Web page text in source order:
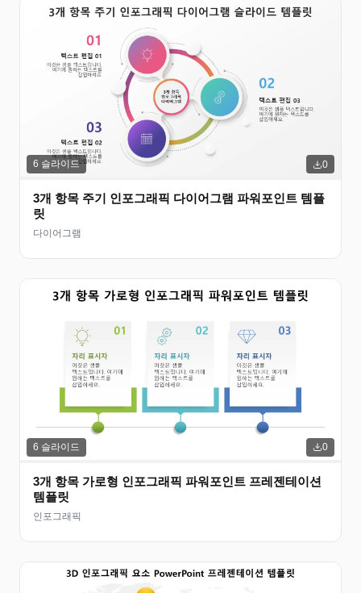
6 슬라이드 0
3개 항목 주기 인포그래픽 다이어그램 파워포인트 템플
릿
다이어그램
6 슬라이드 0
3개 항목 가로형 인포그래픽 파워포인트 프레젠테이션
템플릿
인포그래픽